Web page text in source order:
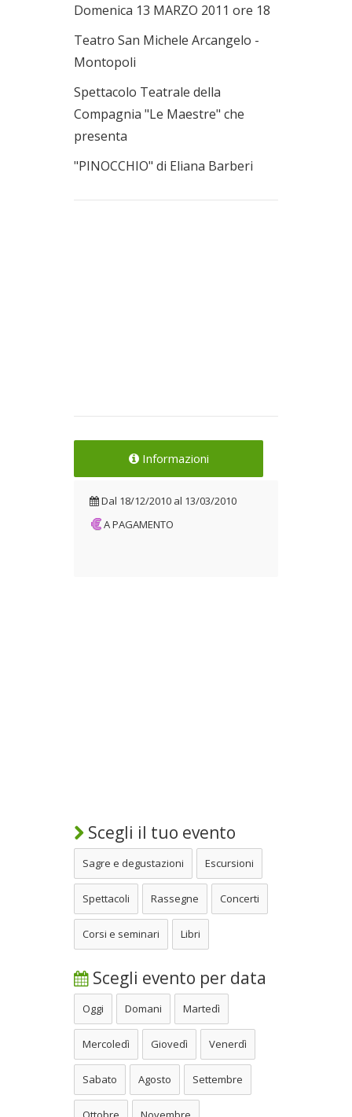
Domenica 13 MARZO 2011 ore 18
Teatro San Michele Arcangelo -
Montopoli
Spettacolo Teatrale della
Compagnia "Le Maestre" che
presenta
"PINOCCHIO" di Eliana Barberi
Informazioni
Dal 18/12/2010 al 13/03/2010
A PAGAMENTO
Scegli il tuo evento
Sagre e degustazioni Escursioni
Spettacoli Rassegne Concerti
Corsi e seminari Libri
Scegli evento per data
Oggi Domani Martedì
Mercoledì Giovedì Venerdì
Sabato Agosto Settembre